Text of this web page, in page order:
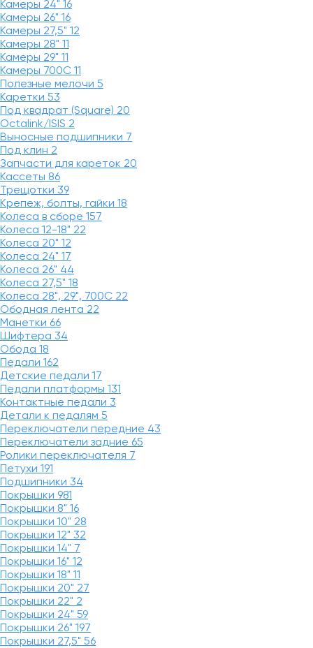
Камеры 24" 16
Камеры 26" 16
Камеры 27,5" 12
Камеры 28" 11
Камеры 29" 11
Камеры 700C 11
Полезные мелочи 5
Каретки 53
Под квадрат (Square) 20
Octalink/ISIS 2
Выносные подшипники 7
Под клин 2
Запчасти для кареток 20
Кассеты 86
Трещотки 39
Крепеж, болты, гайки 18
Колеса в сборе 157
Колеса 12-18" 22
Колеса 20" 12
Колеса 24" 17
Колеса 26" 44
Колеса 27,5" 18
Колеса 28", 29", 700С 22
Ободная лента 22
Манетки 66
Шифтера 34
Обода 18
Педали 162
Детские педали 17
Педали платформы 131
Контактные педали 3
Детали к педалям 5
Переключатели передние 43
Переключатели задние 65
Ролики переключателя 7
Петухи 191
Подшипники 34
Покрышки 981
Покрышки 8" 16
Покрышки 10" 28
Покрышки 12" 32
Покрышки 14" 7
Покрышки 16" 12
Покрышки 18" 11
Покрышки 20" 27
Покрышки 22" 2
Покрышки 24" 59
Покрышки 26" 197
Покрышки 27,5" 56